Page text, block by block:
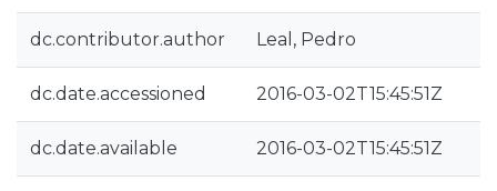
dc.contributor.author Leal, Pedro
dc.date.accessioned 2016-03-02T15:45:51Z
dc.date.available 2016-03-02T15:45:51Z